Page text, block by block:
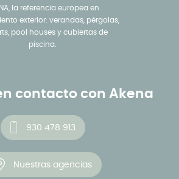
la referencia europea en
exterior: verandas, pérgolas,
pool houses y cubiertas de
piscina.
contacto con Akena
930 478 913
Nuestras agencias